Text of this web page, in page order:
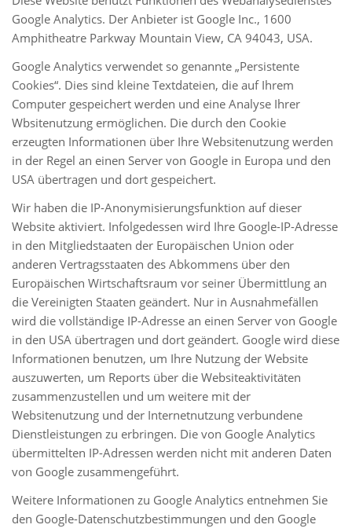
Google Analytics. Der Anbieter ist Google Inc., 1600
Amphitheatre Parkway Mountain View, CA 94043, USA.
Google Analytics verwendet so genannte „Persistente
Cookies“. Dies sind kleine Textdateien, die auf Ihrem
Computer gespeichert werden und eine Analyse Ihrer
Wbsitenutzung ermöglichen. Die durch den Cookie
erzeugten Informationen über Ihre Websitenutzung werden
in der Regel an einen Server von Google in Europa und den
USA übertragen und dort gespeichert.
Wir haben die IP-Anonymisierungsfunktion auf dieser
Website aktiviert. Infolgedessen wird Ihre Google-IP-Adresse
in den Mitgliedstaaten der Europäischen Union oder
anderen Vertragsstaaten des Abkommens über den
Europäischen Wirtschaftsraum vor seiner Übermittlung an
die Vereinigten Staaten geändert. Nur in Ausnahmefällen
wird die vollständige IP-Adresse an einen Server von Google
in den USA übertragen und dort geändert. Google wird diese
Informationen benutzen, um Ihre Nutzung der Website
auszuwerten, um Reports über die Websiteaktivitäten
zusammenzustellen und um weitere mit der
Websitenutzung und der Internetnutzung verbundene
Dienstleistungen zu erbringen. Die von Google Analytics
übermittelten IP-Adressen werden nicht mit anderen Daten
von Google zusammengeführt.
Weitere Informationen zu Google Analytics entnehmen Sie
den Google-Datenschutzbestimmungen und den Google